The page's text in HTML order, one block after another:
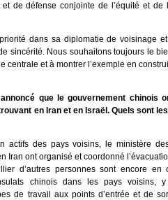
de défense conjointe de l’équité et de
dans sa diplomatie de voisinage
sincérité. Nous souhaitons toujours le
centrale et à montrer l’exemple en
que le gouvernement chinois
en Iran et en Israël. Quels sont
actifs des pays voisins, le ministère
Iran ont organisé et coordonné
d’autres personnes sont encore en
chinois dans les pays voisins, y
de travail aux points d’entrée et de